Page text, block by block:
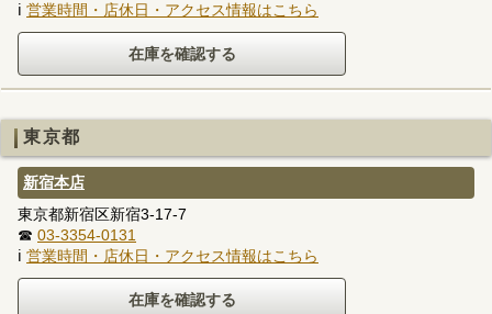
ℹ 営業時間・店休日・アクセス情報はこちら
東京都
新宿本店
東京都新宿区新宿3-17-7
☎ 03-3354-0131
ℹ 営業時間・店休日・アクセス情報はこちら